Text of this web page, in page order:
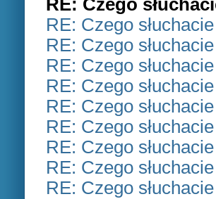
RE: Czego
RE: Czego
RE: Czego
RE: Czego
RE: Czego
RE: Czego
RE: Czego
RE: Czego
RE: Czego
RE: Czego